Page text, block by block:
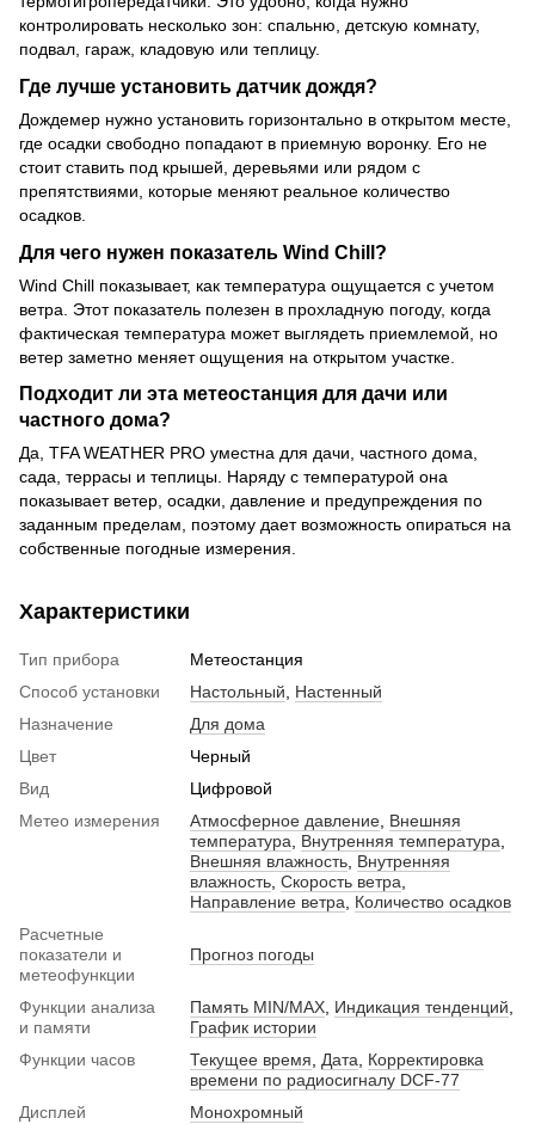
контролировать несколько зон: спальню, детскую комнату,
подвал, гараж, кладовую или теплицу.
Где лучше установить датчик дождя?
Дождемер нужно установить горизонтально в открытом месте,
где осадки свободно попадают в приемную воронку. Его не
стоит ставить под крышей, деревьями или рядом с
препятствиями, которые меняют реальное количество
осадков.
Для чего нужен показатель Wind Chill?
Wind Chill показывает, как температура ощущается с учетом
ветра. Этот показатель полезен в прохладную погоду, когда
фактическая температура может выглядеть приемлемой, но
ветер заметно меняет ощущения на открытом участке.
Подходит ли эта метеостанция для дачи или
частного дома?
Да, TFA WEATHER PRO уместна для дачи, частного дома,
сада, террасы и теплицы. Наряду с температурой она
показывает ветер, осадки, давление и предупреждения по
заданным пределам, поэтому дает возможность опираться на
собственные погодные измерения.
Характеристики
Тип прибора
Метеостанция
Способ установки
Настольный, Настенный
Назначение
Для дома
Цвет
Черный
Вид
Цифровой
Метео измерения
Атмосферное давление, Внешняя
температура, Внутренняя температура,
Внешняя влажность, Внутренняя
влажность, Скорость ветра,
Направление ветра, Количество осадков
Расчетные
показатели и
метеофункции
Прогноз погоды
Функции анализа
и памяти
Память MIN/MAX, Индикация тенденций,
График истории
Функции часов
Текущее время, Дата, Корректировка
времени по радиосигналу DCF-77
Дисплей
Монохромный